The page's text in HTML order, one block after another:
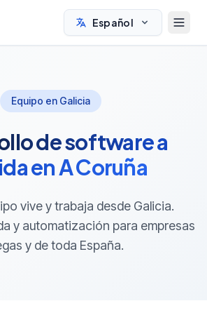
Español
Equipo en Galicia
de software a
en A Coruña
vive y trabaja desde Galicia.
y automatización para empresas
y de toda España.